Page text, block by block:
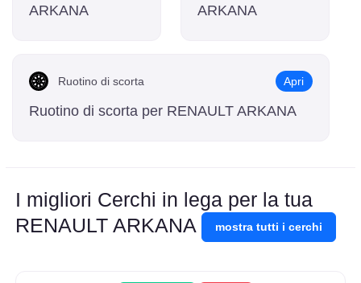
ARKANA
ARKANA
Ruotino di scorta Apri
Ruotino di scorta per RENAULT ARKANA
I migliori Cerchi in lega per la tua
RENAULT ARKANA
mostra tutti i cerchi